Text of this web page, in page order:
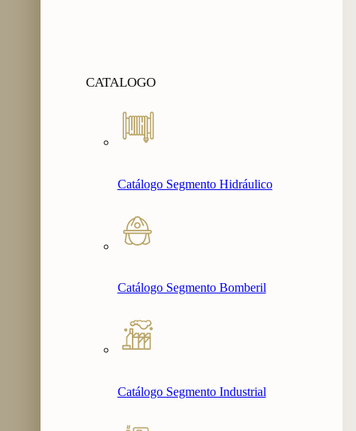
CATALOGO
Catálogo Segmento Hidráulico
Catálogo Segmento Bomberil
Catálogo Segmento Industrial